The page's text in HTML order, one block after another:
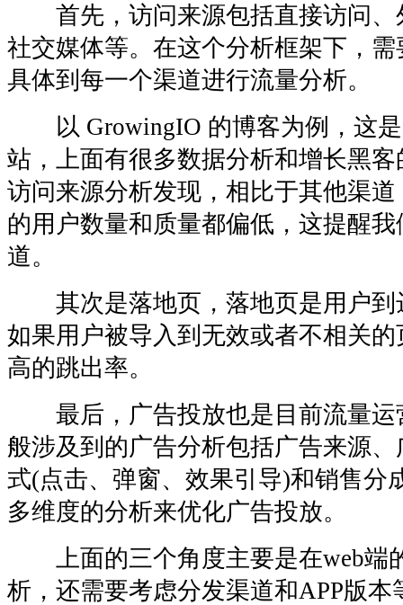
首先，访问来源包括直接访问、
社交媒体等。在这个分析框架下，
具体到每一个渠道进行流量分析。
以 GrowingIO 的博客为例，这是
站，上面有很多数据分析和增长黑
访问来源分析发现，相比于其他渠
的用户数量和质量都偏低，这提醒
道。
其次是落地页，落地页是用户到
如果用户被导入到无效或者不相关
高的跳出率。
最后，广告投放也是目前流量运
般涉及到的广告分析包括广告来源
式(点击、弹窗、效果引导)和销售分
多维度的分析来优化广告投放。
上面的三个角度主要是在web端
析，还需要考虑分发渠道和APP版本